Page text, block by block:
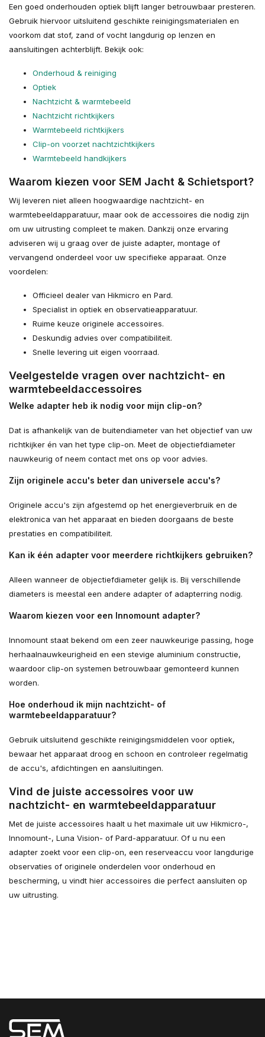
Een goed onderhouden optiek blijft langer betrouwbaar presteren.
Gebruik hiervoor uitsluitend geschikte reinigingsmaterialen en
voorkom dat stof, zand of vocht langdurig op lenzen en
aansluitingen achterblijft. Bekijk ook:
Onderhoud & reiniging
Optiek
Nachtzicht & warmtebeeld
Nachtzicht richtkijkers
Warmtebeeld richtkijkers
Clip-on voorzet nachtzichtkijkers
Warmtebeeld handkijkers
Waarom kiezen voor SEM Jacht & Schietsport?
Wij leveren niet alleen hoogwaardige nachtzicht- en
warmtebeeldapparatuur, maar ook de accessoires die nodig zijn
om uw uitrusting compleet te maken. Dankzij onze ervaring
adviseren wij u graag over de juiste adapter, montage of
vervangend onderdeel voor uw specifieke apparaat. Onze
voordelen:
Officieel dealer van Hikmicro en Pard.
Specialist in optiek en observatieapparatuur.
Ruime keuze originele accessoires.
Deskundig advies over compatibiliteit.
Snelle levering uit eigen voorraad.
Veelgestelde vragen over nachtzicht- en
warmtebeeldaccessoires
Welke adapter heb ik nodig voor mijn clip-on?
Dat is afhankelijk van de buitendiameter van het objectief van uw
richtkijker én van het type clip-on. Meet de objectiefdiameter
nauwkeurig of neem contact met ons op voor advies.
Zijn originele accu's beter dan universele accu's?
Originele accu's zijn afgestemd op het energieverbruik en de
elektronica van het apparaat en bieden doorgaans de beste
prestaties en compatibiliteit.
Kan ik één adapter voor meerdere richtkijkers gebruiken?
Alleen wanneer de objectiefdiameter gelijk is. Bij verschillende
diameters is meestal een andere adapter of adapterring nodig.
Waarom kiezen voor een Innomount adapter?
Innomount staat bekend om een zeer nauwkeurige passing, hoge
herhaalnauwkeurigheid en een stevige aluminium constructie,
waardoor clip-on systemen betrouwbaar gemonteerd kunnen
worden.
Hoe onderhoud ik mijn nachtzicht- of
warmtebeeldapparatuur?
Gebruik uitsluitend geschikte reinigingsmiddelen voor optiek,
bewaar het apparaat droog en schoon en controleer regelmatig
de accu's, afdichtingen en aansluitingen.
Vind de juiste accessoires voor uw
nachtzicht- en warmtebeeldapparatuur
Met de juiste accessoires haalt u het maximale uit uw Hikmicro-,
Innomount-, Luna Vision- of Pard-apparatuur. Of u nu een
adapter zoekt voor een clip-on, een reserveaccu voor langdurige
observaties of originele onderdelen voor onderhoud en
bescherming, u vindt hier accessoires die perfect aansluiten op
uw uitrusting.